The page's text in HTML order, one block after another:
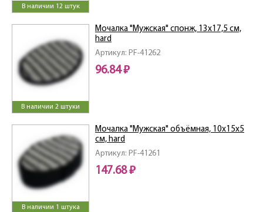
В наличии 12 штук
В наличии 2 штуки
Артикул: PF-41262
Мочалка "Мужская" спонж, 13х17,5 см,
hard
96.84 ₽
В наличии 1 штука
Артикул: PF-41261
Мочалка "Мужская" объёмная, 10х15х5
см, hard
147.68 ₽